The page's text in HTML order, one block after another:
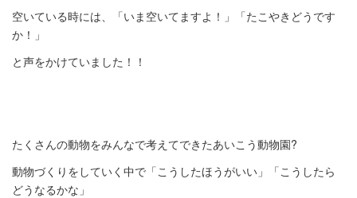
空いている時には、「いま空いてますよ！」「たこやきどうです
か！」
と声をかけていました！！
たくさんの動物をみんなで考えてできたあいこう動物園?
動物づくりをしていく中で「こうしたほうがいい」「こうしたら
どうなるかな」